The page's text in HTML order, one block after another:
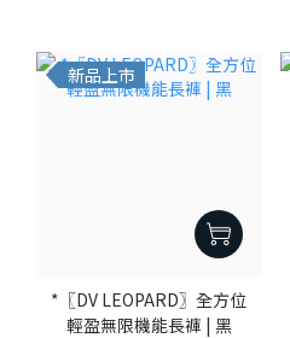
新品上市
*〖DV LEOPARD〗全方位
輕盈無限機能長褲 | 黑